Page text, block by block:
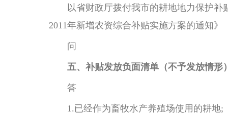
以省财政厅拨付我市的耕地地力保护补
2011年新增农资综合补贴实施方案的通知
问
五、补贴发放负面清单（不予发放情形
答
1.已经作为畜牧水产养殖场使用的耕地;